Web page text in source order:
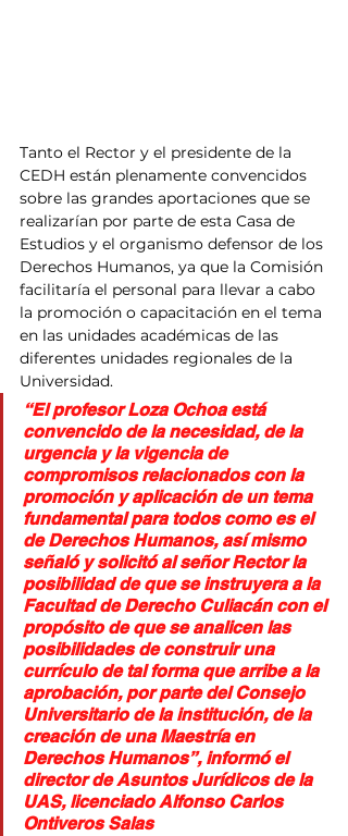
Tanto el Rector y el presidente de la
CEDH están plenamente convencidos
sobre las grandes aportaciones que se
realizarían por parte de esta Casa de
Estudios y el organismo defensor de los
Derechos Humanos, ya que la Comisión
facilitaría el personal para llevar a cabo
la promoción o capacitación en el tema
en las unidades académicas de las
diferentes unidades regionales de la
Universidad.
“El profesor Loza Ochoa está
convencido de la necesidad, de la
urgencia y la vigencia de
compromisos relacionados con la
promoción y aplicación de un tema
fundamental para todos como es el
de Derechos Humanos, así mismo
señaló y solicitó al señor Rector la
posibilidad de que se instruyera a la
Facultad de Derecho Culiacán con el
propósito de que se analicen las
posibilidades de construir una
currículo de tal forma que arribe a la
aprobación, por parte del Consejo
Universitario de la institución, de la
creación de una Maestría en
Derechos Humanos”, informó el
director de Asuntos Jurídicos de la
UAS, licenciado Alfonso Carlos
Ontiveros Salas